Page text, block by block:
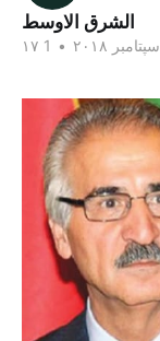
الشرق الاوسط
۱۷ سپتامبر ۲۰۱۸ •